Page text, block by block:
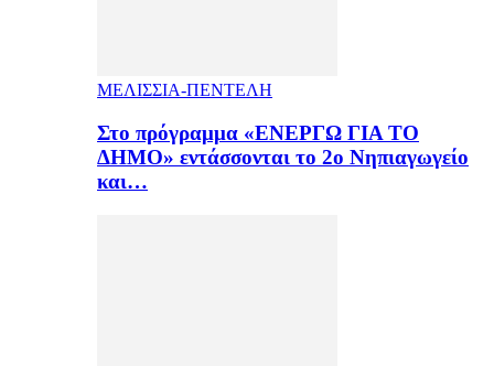
ΜΕΛΙΣΣΙΑ-ΠΕΝΤΕΛΗ
Στο πρόγραμμα «ΕΝΕΡΓΩ ΓΙΑ ΤΟ
ΔΗΜΟ» εντάσσονται το 2ο Νηπιαγωγείο
και…